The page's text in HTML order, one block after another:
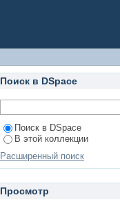
Поиск в DSpace
Поиск в DSpace
В этой коллекции
Расширенный поиск
Просмотр